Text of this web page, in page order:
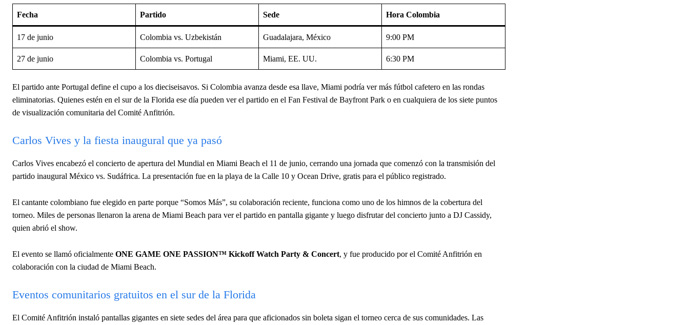
Fecha Partido Sede Hora Colombia
17 de junio Colombia vs. Uzbekistán Guadalajara, México 9:00 PM
27 de junio Colombia vs. Portugal Miami, EE. UU. 6:30 PM
El partido ante Portugal define el cupo a los dieciseisavos. Si Colombia avanza desde esa llave, Miami podría ver más fútbol cafetero en las rondas
eliminatorias. Quienes estén en el sur de la Florida ese día pueden ver el partido en el Fan Festival de Bayfront Park o en cualquiera de los siete puntos
de visualización comunitaria del Comité Anfitrión.
Carlos Vives y la fiesta inaugural que ya pasó
Carlos Vives encabezó el concierto de apertura del Mundial en Miami Beach el 11 de junio, cerrando una jornada que comenzó con la transmisión del
partido inaugural México vs. Sudáfrica. La presentación fue en la playa de la Calle 10 y Ocean Drive, gratis para el público registrado.
El cantante colombiano fue elegido en parte porque “Somos Más”, su colaboración reciente, funciona como uno de los himnos de la cobertura del
torneo. Miles de personas llenaron la arena de Miami Beach para ver el partido en pantalla gigante y luego disfrutar del concierto junto a DJ Cassidy,
quien abrió el show.
El evento se llamó oficialmente ONE GAME ONE PASSION™ Kickoff Watch Party & Concert, y fue producido por el Comité Anfitrión en
colaboración con la ciudad de Miami Beach.
Eventos comunitarios gratuitos en el sur de la Florida
El Comité Anfitrión instaló pantallas gigantes en siete sedes del área para que aficionados sin boleta sigan el torneo cerca de sus comunidades. Las